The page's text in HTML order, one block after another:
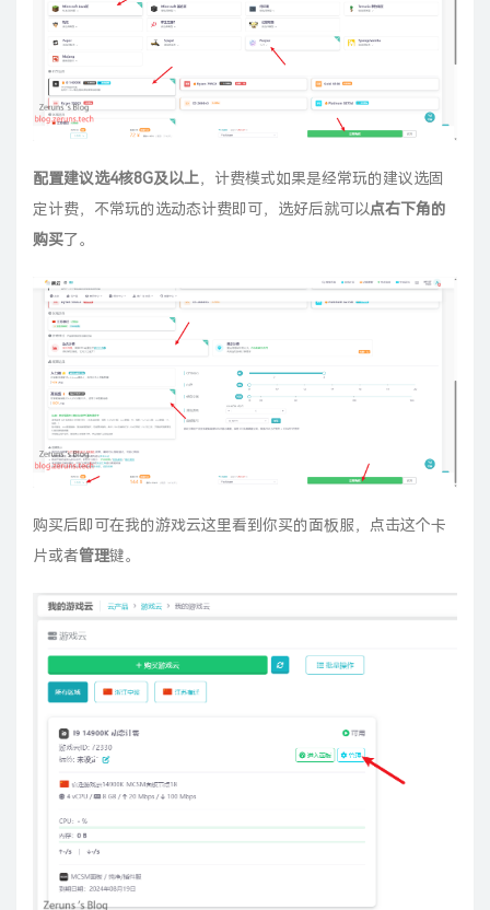
配置建议选4核8G及以上，计费模式如果是经常玩的建议选固
定计费，不常玩的选动态计费即可，选好后就可以点右下角的
购买了。
购买后即可在我的游戏云这里看到你买的面板服，点击这个卡
片或者管理键。